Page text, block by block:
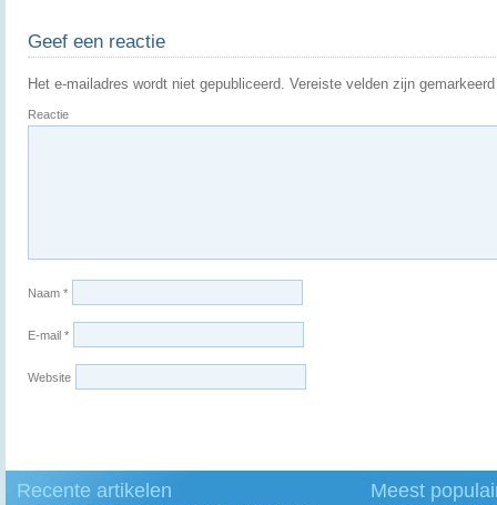
Geef een reactie
Het e-mailadres wordt niet gepubliceerd. Vereiste velden zijn
Reactie
Naam *
E-mail *
Website
Recente artikelen Meest